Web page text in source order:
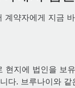
약자에게 지금
현지에 법인을 보
다. 브루나이와